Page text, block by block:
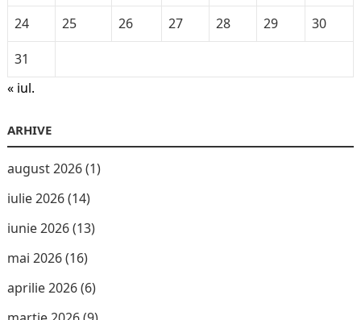
24
25 26 27 28 29
30
31
« iul.
ARHIVE
august 2026(1)
iulie 2026(14)
iunie 2026(13)
mai 2026(16)
aprilie 2026(6)